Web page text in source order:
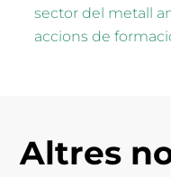
sector del metall
accions de
Altres